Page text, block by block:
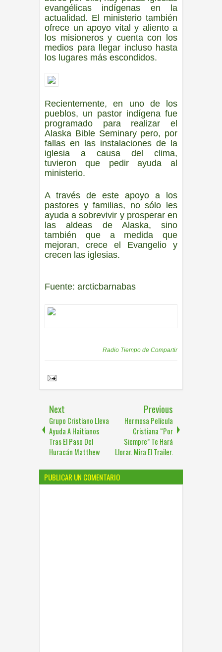
evangélicas indígenas en la
actualidad. El ministerio también
ofrece un apoyo vital y aliento a
los misioneros y cuenta con los
medios para llegar incluso hasta
los lugares más escondidos.
Recientemente, en uno de los
pueblos, un pastor indígena fue
programado para realizar el
Alaska Bible Seminary pero, por
fallas en las instalaciones de la
iglesia a causa del clima,
tuvieron que pedir ayuda al
ministerio.
A través de este apoyo a los
pastores y familias, no sólo les
ayuda a sobrevivir y prosperar en
las aldeas de Alaska, sino
también que a medida que
mejoran, crece el Evangelio y
crecen las iglesias.
Fuente: arcticbarnabas
Radio Tiempo de Compartir
Next
Grupo Cristiano Lleva
Ayuda A Haitianos
Tras El Paso Del
Huracán Matthew
Previous
Hermosa Película
Cristiana “Por
Siempre” Te Hará
Llorar. Mira El Trailer.
PUBLICAR UN COMENTARIO